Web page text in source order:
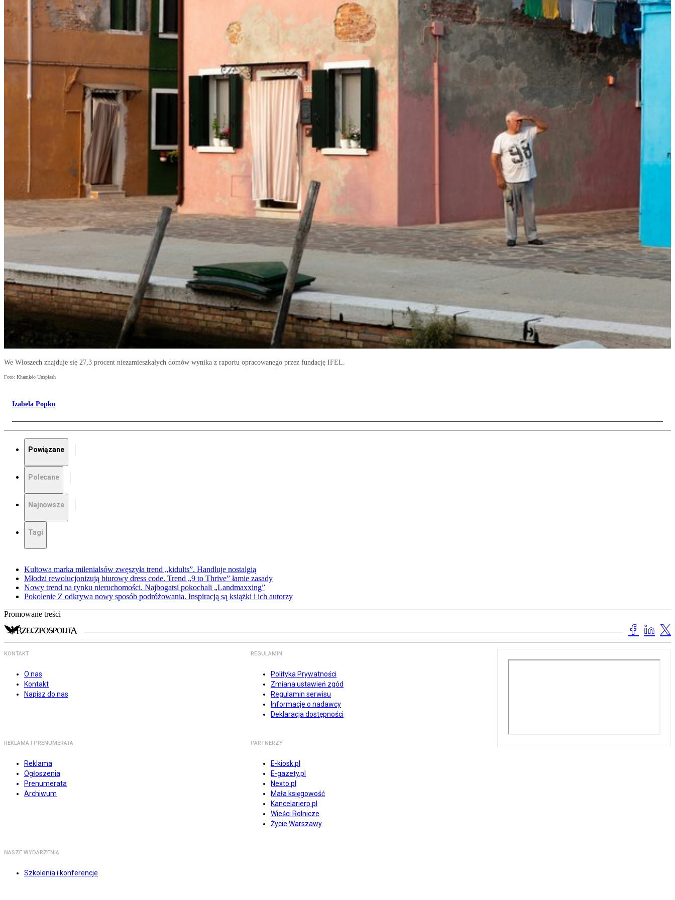
We Włoszech znajduje się 27,3 procent niezamieszkałych domów wynika z raportu opracowanego przez fundację IFEL.
Foto: Khamkéo Unsplash
Izabela Popko
Powiązane
Polecane
Najnowsze
Tagi
Kultowa marka milenialsów zwęszyła trend „kidults”. Handluje nostalgią
Młodzi rewolucjonizują biurowy dress code. Trend „9 to Thrive” łamie zasady
Nowy trend na rynku nieruchomości. Najbogatsi pokochali „Landmaxxing”
Pokolenie Z odkrywa nowy sposób podróżowania. Inspiracją są książki i ich autorzy
Promowane treści
KONTAKT
O nas
Kontakt
Napisz do nas
REGULAMIN
Polityka Prywatności
Zmiana ustawień zgód
Regulamin serwisu
Informacje o nadawcy
Deklaracja dostępności
REKLAMA I PRENUMERATA
Reklama
Ogłoszenia
Prenumerata
Archiwum
PARTNERZY
E-kiosk.pl
E-gazety.pl
Nexto.pl
Mała księgowość
Kancelarierp.pl
Wieści Rolnicze
Życie Warszawy
NASZE WYDARZENIA
Szkolenia i konferencje